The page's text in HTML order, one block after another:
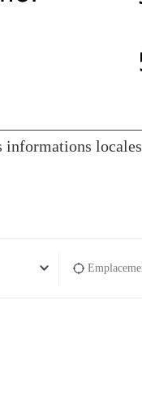
informations locales